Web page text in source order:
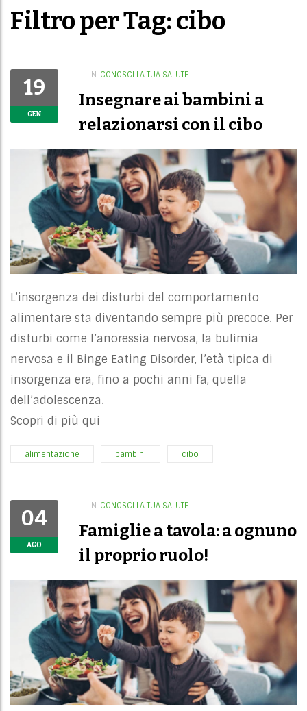
Filtro per Tag: cibo
19
GEN
IN CONOSCI LA TUA SALUTE
Insegnare ai bambini a
relazionarsi con il cibo
L’insorgenza dei disturbi del comportamento
alimentare sta diventando sempre più precoce. Per
disturbi come l’anoressia nervosa, la bulimia
nervosa e il Binge Eating Disorder, l’età tipica di
insorgenza era, fino a pochi anni fa, quella
dell’adolescenza.
Scopri di più qui
alimentazione bambini cibo
04
AGO
IN CONOSCI LA TUA SALUTE
Famiglie a tavola: a ognuno
il proprio ruolo!